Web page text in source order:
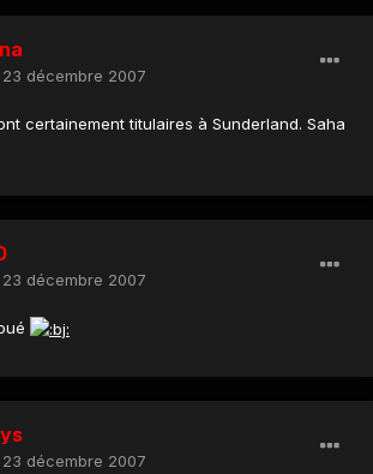
23 décembre 2007
certainement titulaires à Sunderland. Saha
23 décembre 2007
23 décembre 2007